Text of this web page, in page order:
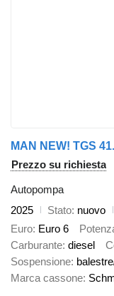
Prezzo su richiesta
Autopompa
2025
Stato nuovo
Euro Euro 6
Carburante diesel
Sospensione
Marca cassone